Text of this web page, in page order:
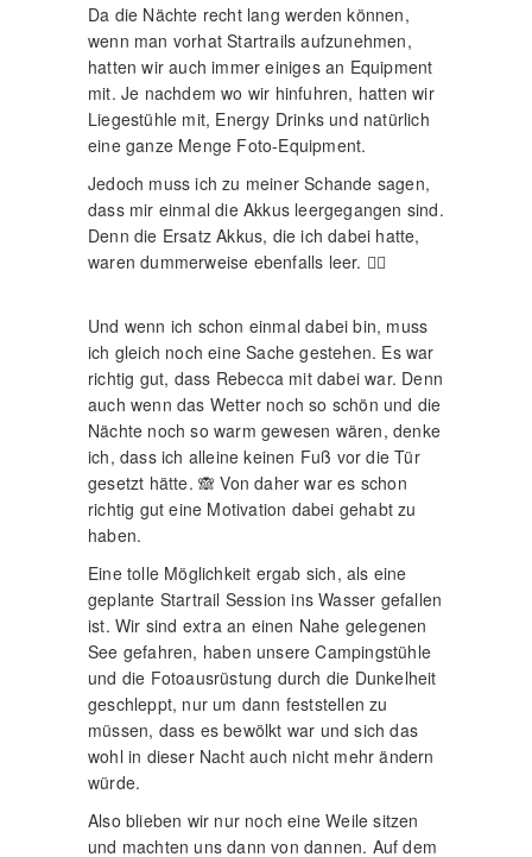
Da die Nächte recht lang werden können,
wenn man vorhat Startrails aufzunehmen,
hatten wir auch immer einiges an Equipment
mit. Je nachdem wo wir hinfuhren, hatten wir
Liegestühle mit, Energy Drinks und natürlich
eine ganze Menge Foto-Equipment.
Jedoch muss ich zu meiner Schande sagen,
dass mir einmal die Akkus leergegangen sind.
Denn die Ersatz Akkus, die ich dabei hatte,
waren dummerweise ebenfalls leer. 🤦‍♂️
Und wenn ich schon einmal dabei bin, muss
ich gleich noch eine Sache gestehen. Es war
richtig gut, dass Rebecca mit dabei war. Denn
auch wenn das Wetter noch so schön und die
Nächte noch so warm gewesen wären, denke
ich, dass ich alleine keinen Fuß vor die Tür
gesetzt hätte. 🙈 Von daher war es schon
richtig gut eine Motivation dabei gehabt zu
haben.
Eine tolle Möglichkeit ergab sich, als eine
geplante Startrail Session ins Wasser gefallen
ist. Wir sind extra an einen Nahe gelegenen
See gefahren, haben unsere Campingstühle
und die Fotoausrüstung durch die Dunkelheit
geschleppt, nur um dann feststellen zu
müssen, dass es bewölkt war und sich das
wohl in dieser Nacht auch nicht mehr ändern
würde.
Also blieben wir nur noch eine Weile sitzen
und machten uns dann von dannen. Auf dem